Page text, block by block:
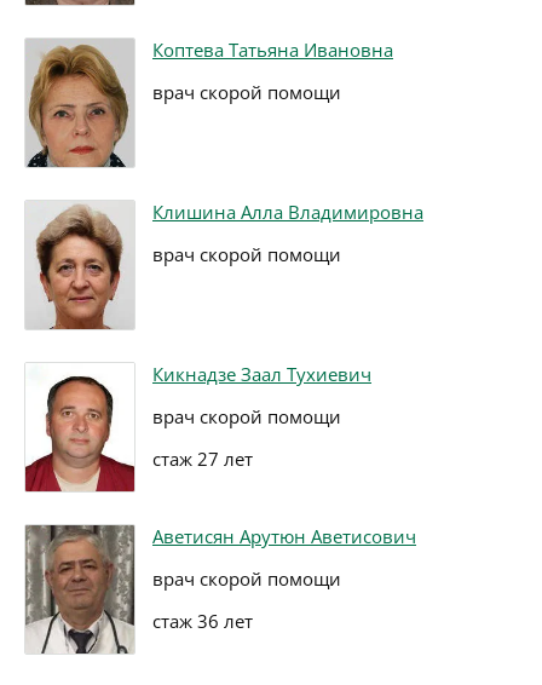
Коптева Татьяна Ивановна
врач скорой помощи
Клишина Алла Владимировна
врач скорой помощи
Кикнадзе Заал Тухиевич
врач скорой помощи
стаж 27 лет
Аветисян Арутюн Аветисович
врач скорой помощи
стаж 36 лет